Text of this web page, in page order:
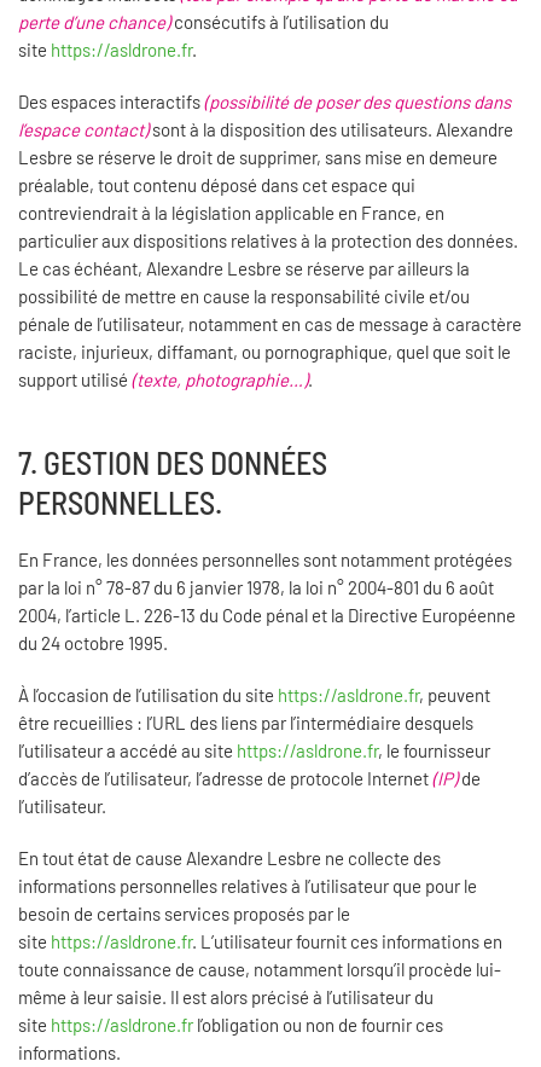
perte d’une chance)consécutifs à l’utilisation du
site https://asldrone.fr.
Des espaces interactifs(possibilité de poser des questions dans
l’espace contact)sont à la disposition des utilisateurs. Alexandre
Lesbre se réserve le droit de supprimer, sans mise en demeure
préalable, tout contenu déposé dans cet espace qui
contreviendrait à la législation applicable en France, en
particulier aux dispositions relatives à la protection des données.
Le cas échéant, Alexandre Lesbre se réserve par ailleurs la
possibilité de mettre en cause la responsabilité civile et/ou
pénale de l’utilisateur, notamment en cas de message à caractère
raciste, injurieux, diffamant, ou pornographique, quel que soit le
support utilisé (texte, photographie…).
7. GESTION DES DONNÉES
PERSONNELLES.
En France, les données personnelles sont notamment protégées
par la loi n° 78-87 du 6 janvier 1978, la loi n° 2004-801 du 6 août
2004, l’article L. 226-13 du Code pénal et la Directive Européenne
du 24 octobre 1995.
À l’occasion de l’utilisation du site https://asldrone.fr, peuvent
être recueillies : l’URL des liens par l’intermédiaire desquels
l’utilisateur a accédé au site https://asldrone.fr, le fournisseur
d’accès de l’utilisateur, l’adresse de protocole Internet(IP)de
l’utilisateur.
En tout état de cause Alexandre Lesbre ne collecte des
informations personnelles relatives à l’utilisateur que pour le
besoin de certains services proposés par le
site https://asldrone.fr. L’utilisateur fournit ces informations en
toute connaissance de cause, notamment lorsqu’il procède lui-
même à leur saisie. Il est alors précisé à l’utilisateur du
site https://asldrone.fr l’obligation ou non de fournir ces
informations.